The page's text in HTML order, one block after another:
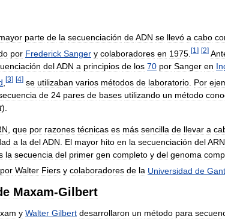
parte de la secuenciación deADN se llevó a cabo
por Frederick Sanger y colaboradores en 1975 [1 ] [2]
delADN a principios de los 70 por Sanger en
[3] [4] se utilizaban varios métodos de laboratorio Por
de 24 pares de bases utilizando un método
).
que por razones técnicas es más sencilla de llevar a
a la delADN El mayor hito en la secuenciación delARN
la secuencia del primer gen completo y del genoma
por Walter Fiers y colaboradores de la Universidad de
Maxam-Gilbert
y Walter Gilbert desarrollaron un método para